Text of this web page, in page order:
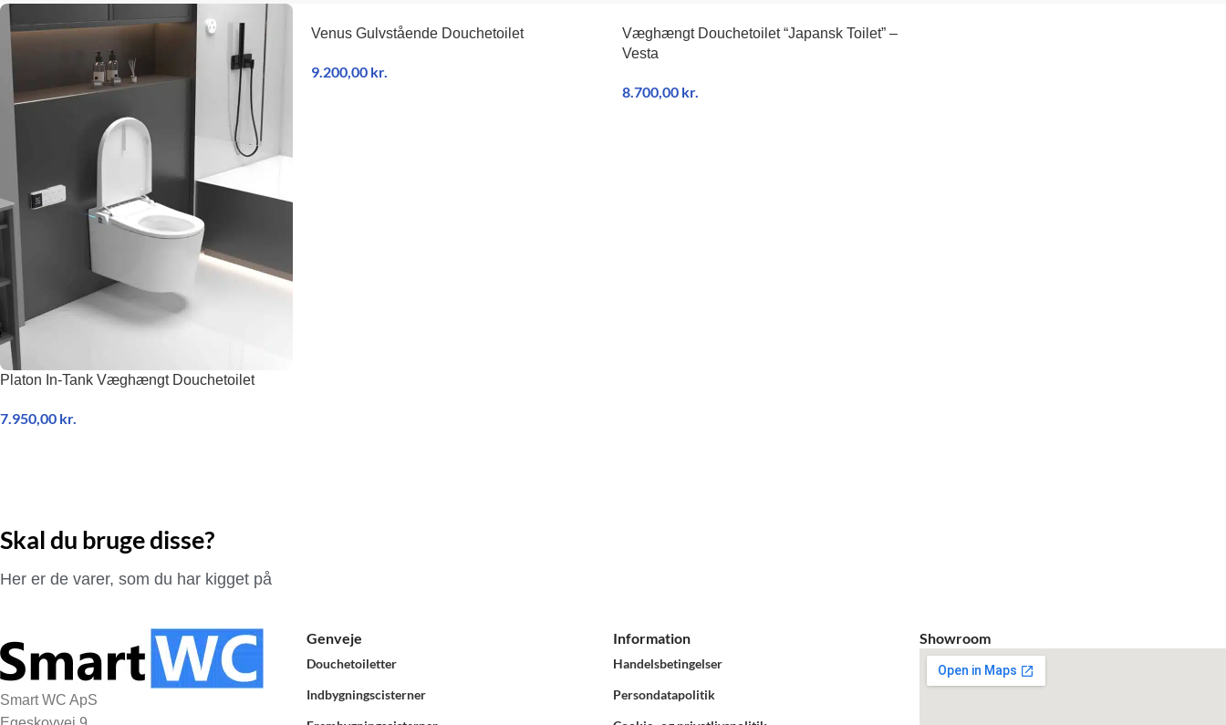
Platon In-Tank Væghængt Douchetoilet
7.950,00 kr.
Venus Gulvstående Douchetoilet
9.200,00 kr.
UDSOLGT
NY
Væghængt Douchetoilet “Japansk Toilet” –
Vesta
8.700,00 kr.
Skal du bruge disse?
Her er de varer, som du har kigget på
Smart WC ApS
Genveje
Douchetoiletter
Indbygningscisterner
Information
Handelsbetingelser
Persondatapolitik
Showroom